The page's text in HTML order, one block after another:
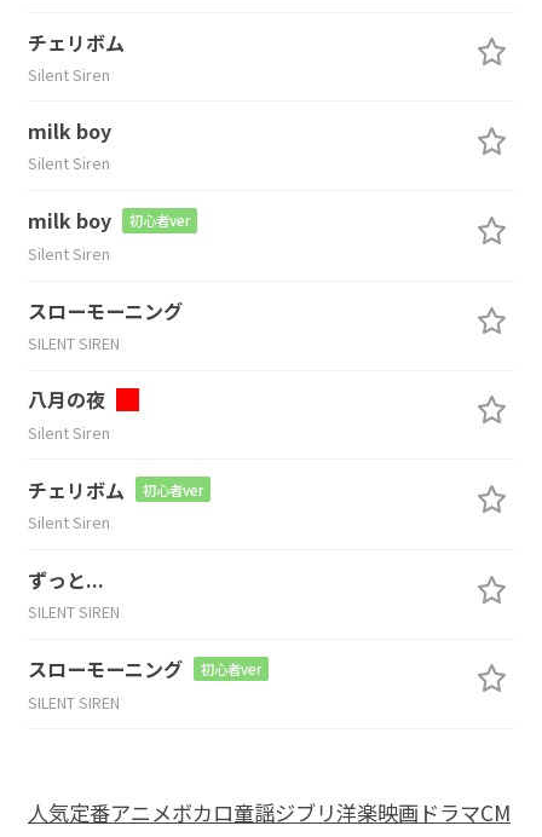
チェリボム
Silent Siren
milk boy
Silent Siren
milk boy 初心者ver
Silent Siren
スローモーニング
SILENT SIREN
八月の夜
Silent Siren
チェリボム 初心者ver
Silent Siren
ずっと...
SILENT SIREN
スローモーニング 初心者ver
SILENT SIREN
人気定番アニメボカロ童謡ジブリ洋楽映画ドラマCM